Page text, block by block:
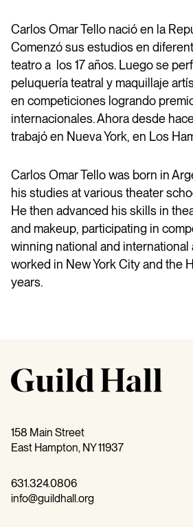
Carlos Omar Tello nació en la
Comenzó sus estudios en
teatro a los 17 años. Luego se
peluquería teatral y maquillaje
en competiciones logrando
internacionales. Ahora desde
trabajó en Nueva York, en Los
Carlos Omar Tello was born in
his studies at various theater
He then advanced his skills in
and makeup, participating in
winning national and international
worked in New York City and the
years.
158 Main Street
East Hampton, NY 11937
631.324.0806
info@guildhall.org